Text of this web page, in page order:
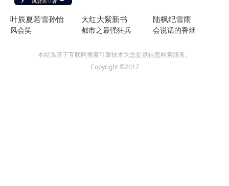
第71章 借一步说话
第72章 表哥表妹
叶辰夏若雪孙怡
风会笑
大红大紫新书
都市之最强狂兵
陆枫纪雪雨
会说话的香烟
本站系基于互联网搜索引擎技术为您提供信息检索服务。
Copyright ©2017